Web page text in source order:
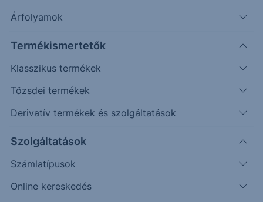
Árfolyamok
Termékismertetők
Klasszikus termékek
Tőzsdei termékek
Derivatív termékek és szolgáltatások
Szolgáltatások
Számlatípusok
Online kereskedés
Napos